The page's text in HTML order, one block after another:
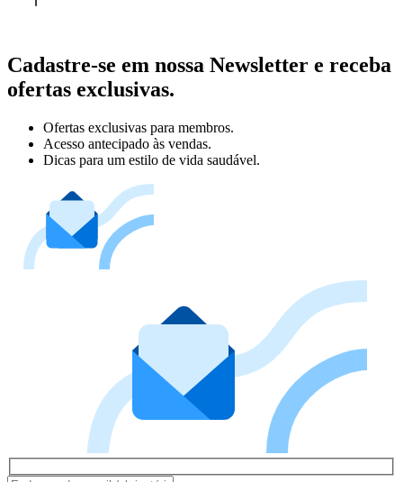
Cadastre-se em nossa Newsletter e receba
ofertas exclusivas.
Ofertas exclusivas para membros.
Acesso antecipado às vendas.
Dicas para um estilo de vida saudável.